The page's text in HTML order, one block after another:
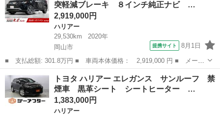
ＥＴＣ 衝...
突軽減ブレーキ ８インチ純正ナビ …
2,919,000円
ハリアー
29,530km
2020年
岡山市
提携サイト 8月1日
■ 支払総額: 301.8万円 ■ 車両本体価格： 2,919,000 円 ■ メーカ
ー名： トヨタ ■ 車種名： ハリアーハイブリッド ■ グレード
名： Ｇ 禁煙車 衝突軽減ブレーキ ８インチ純正ナビ バックカ
メラ デジ...
岡山 ハリアー
トヨタ ハリアー エレガンス サンルーフ 禁
煙車 黒革シート シートヒーター …
1,383,000円
ハリアー